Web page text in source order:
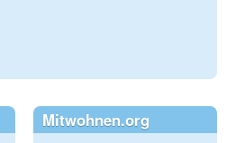
Mitwohnen.org